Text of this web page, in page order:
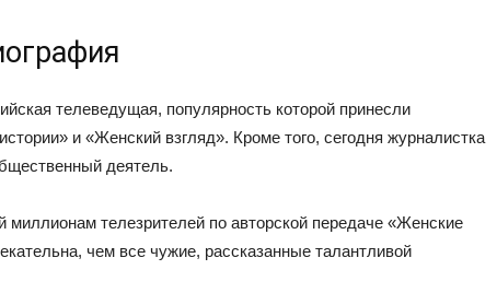
телеведущая, популярность которой принесли
и «Женский взгляд». Кроме того, сегодня журналистка
деятель.
телезрителей по авторской передаче «Женские
чем все чужие, рассказанные талантливой